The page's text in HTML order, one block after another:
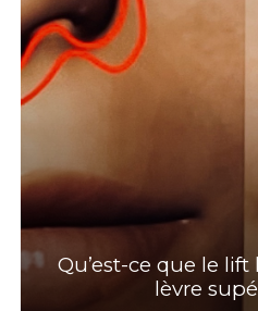
Qu’est-ce que le
lèvre